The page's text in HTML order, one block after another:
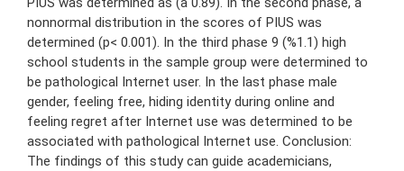
nonnormal distribution in the scores of PIUS was
determined (p< 0.001). In the third phase 9 (%1.1) high
school students in the sample group were determined to
be pathological Internet user. In the last phase male
gender, feeling free, hiding identity during online and
feeling regret after Internet use was determined to be
associated with pathological Internet use. Conclusion:
The findings of this study can guide academicians,